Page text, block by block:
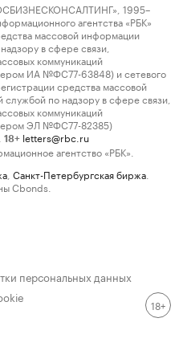
1995–
агентства «РБК»
массовой информации
в сфере связи,
коммуникаций
ИА №ФС77-63848) и сетевого
средства массовой
по надзору в сфере связи,
коммуникаций
ЭЛ №ФС77-82385)
18+ letters@rbc.ru
агентство «РБК».
Санкт-Петербургская биржа
Cbonds.
персональных данных
18+